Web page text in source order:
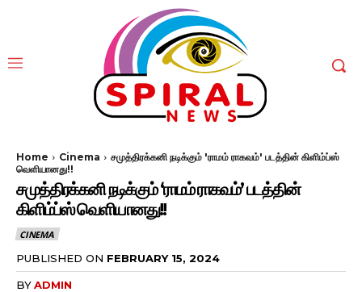
Home Cinema
சமுத்திரக்கனி நடிக்கும் 'ராமம் ராகவம்' படத்தின் கிளிம்ப்ஸ்
வெளியானது!!
சமுத்திரக்கனி நடிக்கும் ‘ராமம் ராகவம்’ படத்தின்
கிளிம்ப்ஸ் வெளியானது!!
CINEMA
PUBLISHED ON FEBRUARY 15, 2024
BYADMIN